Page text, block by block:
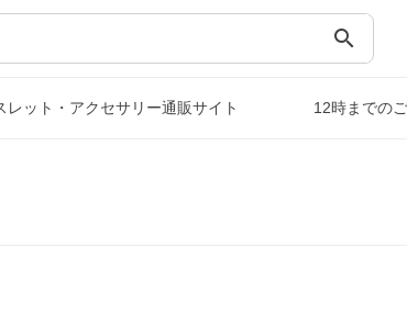
search
ット・アクセサリー通販サイト 12時までの